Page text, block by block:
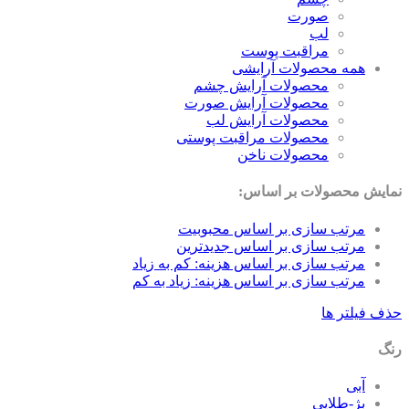
صورت
لب
مراقبت پوست
همه محصولات آرایشی
محصولات آرایش چشم
محصولات آرایش صورت
محصولات آرایش لب
محصولات مراقبت پوستی
محصولات ناخن
نمایش محصولات بر اساس:
مرتب سازی بر اساس محبوبیت
مرتب سازی بر اساس جدیدترین
مرتب سازی بر اساس هزینه: کم به زیاد
مرتب سازی بر اساس هزینه: زیاد به کم
حذف فیلتر ها
رنگ
آبی
بژ-طلایی